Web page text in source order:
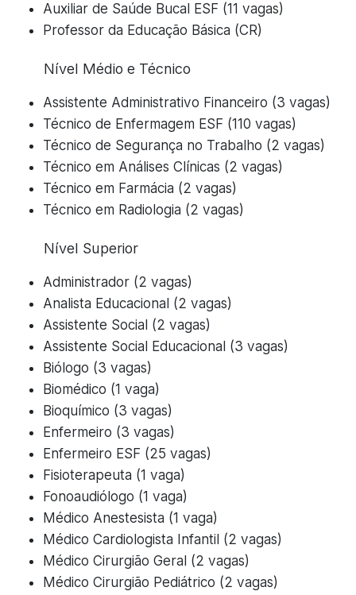
Auxiliar de Saúde Bucal ESF (11 vagas)
Professor da Educação Básica (CR)
Nível Médio e Técnico
Assistente Administrativo Financeiro (3 vagas)
Técnico de Enfermagem ESF (110 vagas)
Técnico de Segurança no Trabalho (2 vagas)
Técnico em Análises Clínicas (2 vagas)
Técnico em Farmácia (2 vagas)
Técnico em Radiologia (2 vagas)
Nível Superior
Administrador (2 vagas)
Analista Educacional (2 vagas)
Assistente Social (2 vagas)
Assistente Social Educacional (3 vagas)
Biólogo (3 vagas)
Biomédico (1 vaga)
Bioquímico (3 vagas)
Enfermeiro (3 vagas)
Enfermeiro ESF (25 vagas)
Fisioterapeuta (1 vaga)
Fonoaudiólogo (1 vaga)
Médico Anestesista (1 vaga)
Médico Cardiologista Infantil (2 vagas)
Médico Cirurgião Geral (2 vagas)
Médico Cirurgião Pediátrico (2 vagas)